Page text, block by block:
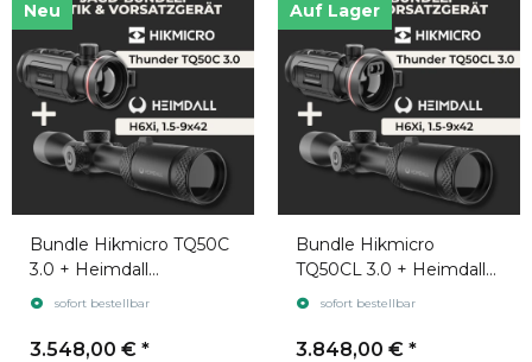
Neu
Bundle Hikmicro TQ50C
3.0 + Heimdall
Zielfernrohr H6Xi 1.5-
sofort bestellbar
3.548,00 € *
Auf Lager
Bundle Hikmicro
TQ50CL 3.0 + Heimdall
Zielfernrohr H6Xi 1.5-
sofort bestellbar
3.848,00 € *